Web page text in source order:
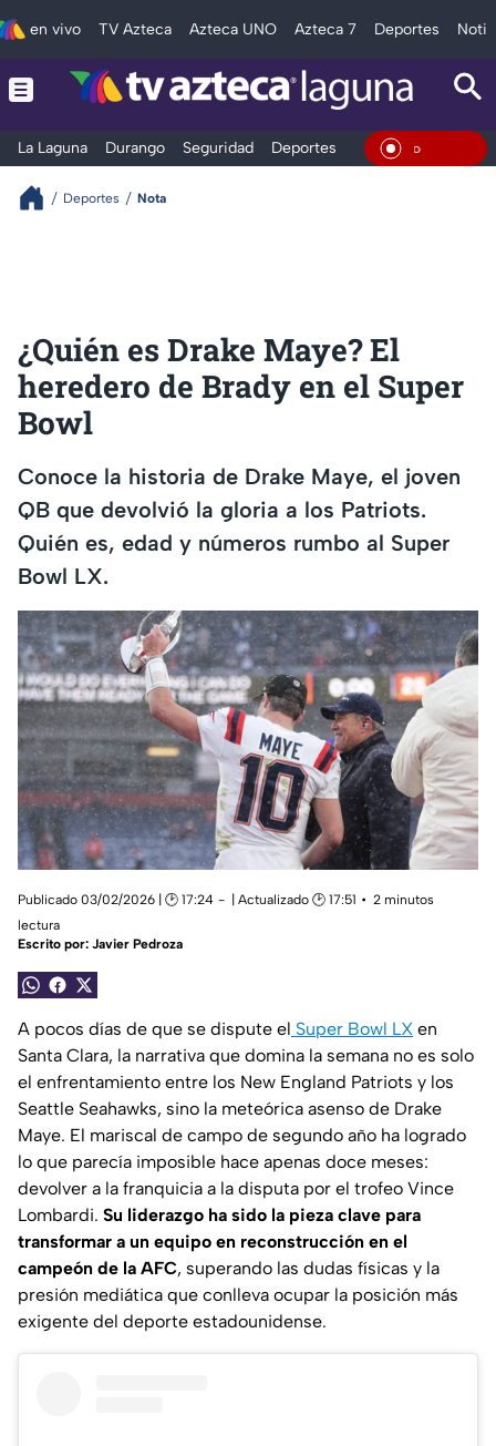
en vivo TV Azteca Azteca UNO Azteca 7 Deportes
La Laguna Durango Seguridad Deportes EntretenimientoEn Vivo
Deportes Nota
¿Quién es Drake Maye? El
heredero de Brady en el Super
Bowl
Conoce la historia de Drake Maye, el joven
QB que devolvió la gloria a los Patriots.
Quién es, edad y números rumbo al Super
Bowl LX.
Publicado 03/02/2026 | 🕑 17:24 | Actualizado 🕑 17:51
2 minutos
lectura
Escrito por: Javier Pedroza
A pocos días de que se dispute el Super Bowl LX en
Santa Clara, la narrativa que domina la semana no es solo
el enfrentamiento entre los New England Patriots y los
Seattle Seahawks, sino la meteórica asenso de Drake
Maye. El mariscal de campo de segundo año ha logrado
lo que parecía imposible hace apenas doce meses:
devolver a la franquicia a la disputa por el trofeo Vince
Lombardi. Su liderazgo ha sido la pieza clave para
transformar a un equipo en reconstrucción en el
campeón de la AFC, superando las dudas físicas y la
presión mediática que conlleva ocupar la posición más
exigente del deporte estadounidense.